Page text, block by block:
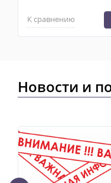
К сравнению
Новости и